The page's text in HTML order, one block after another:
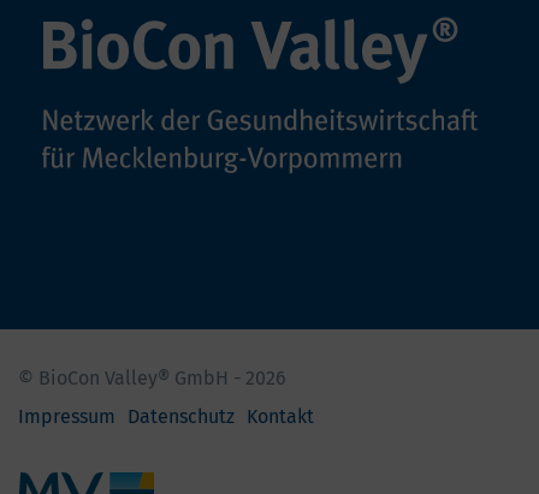
© BioCon Valley® GmbH - 2026
Impressum
Datenschutz Kontakt